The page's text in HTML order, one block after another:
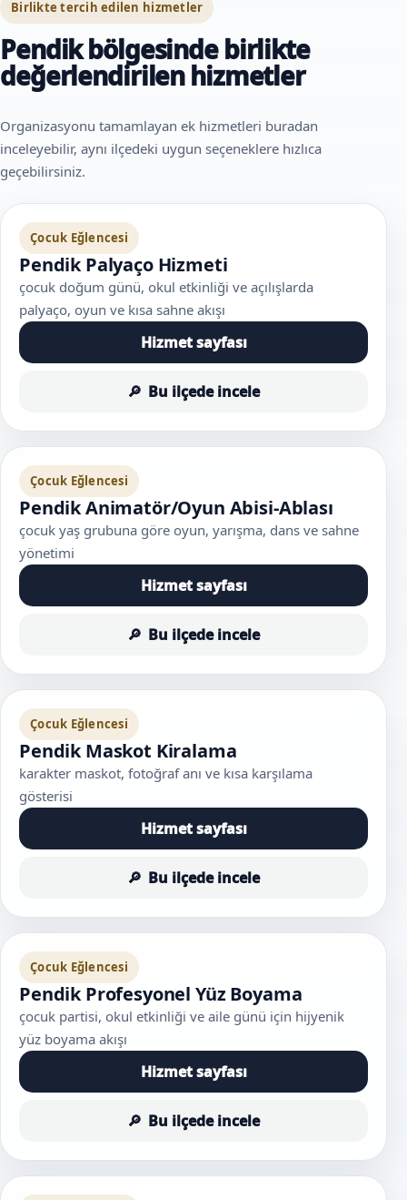
Birlikte tercih edilen hizmetler
Pendik bölgesinde birlikte
değerlendirilen hizmetler
Organizasyonu tamamlayan ek hizmetleri buradan
inceleyebilir, aynı ilçedeki uygun seçeneklere hızlıca
geçebilirsiniz.
Çocuk Eğlencesi
Pendik Palyaço Hizmeti
çocuk doğum günü, okul etkinliği ve açılışlarda
palyaço, oyun ve kısa sahne akışı
Hizmet sayfası
Bu ilçede incele
Çocuk Eğlencesi
Pendik Animatör/Oyun Abisi-Ablası
çocuk yaş grubuna göre oyun, yarışma, dans ve sahne
yönetimi
Hizmet sayfası
Bu ilçede incele
Çocuk Eğlencesi
Pendik Maskot Kiralama
karakter maskot, fotoğraf anı ve kısa karşılama
gösterisi
Hizmet sayfası
Bu ilçede incele
Çocuk Eğlencesi
Pendik Profesyonel Yüz Boyama
çocuk partisi, okul etkinliği ve aile günü için hijyenik
yüz boyama akışı
Hizmet sayfası
Bu ilçede incele